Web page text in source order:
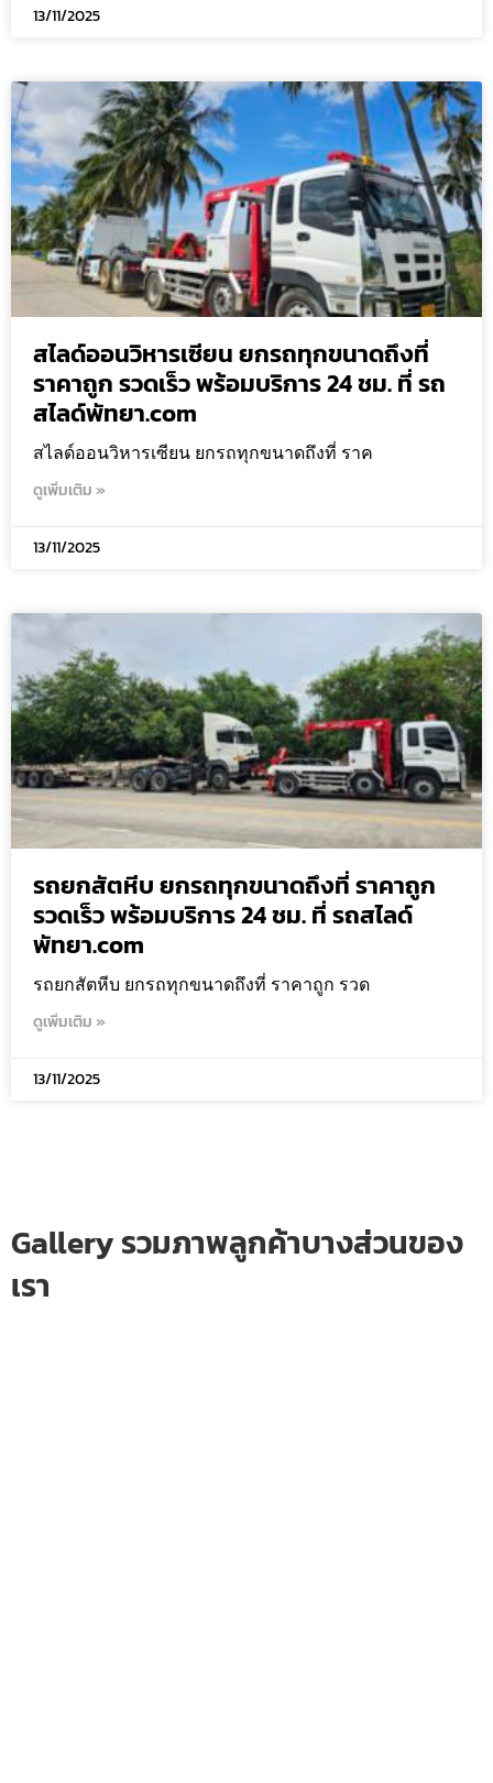
13/11/2025
สไลด์ออนวิหารเซียน ยกรถทุกขนาดถึงที่
ราคาถูก รวดเร็ว พร้อมบริการ 24 ชม. ที่ รถ
สไลด์พัทยา.com
สไลด์ออนวิหารเซียน ยกรถทุกขนาดถึงที่ ราค
ดูเพิ่มเติม »
13/11/2025
รถยกสัตหีบ ยกรถทุกขนาดถึงที่ ราคาถูก
รวดเร็ว พร้อมบริการ 24 ชม. ที่ รถสไลด์
พัทยา.com
รถยกสัตหีบ ยกรถทุกขนาดถึงที่ ราคาถูก รวด
ดูเพิ่มเติม »
13/11/2025
Gallery รวมภาพลูกค้าบางส่วนของ
เรา